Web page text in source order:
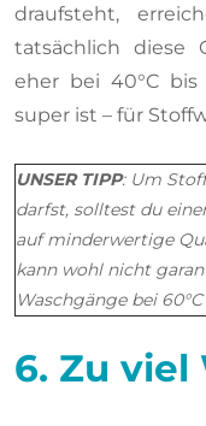
draufsteht,
tatsächlich diese
eher bei 40°C bis
super ist – für
UNSER TIPP: Um
darfst, solltest du
auf minderwertige
kann wohl nicht
Waschgänge bei
6. Zu viel